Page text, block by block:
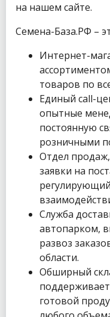
на нашем сайте.
Семена-База.РФ –
Интернет-
товаров по
Единый call-
опытные
постоянную
розничными
Отдел
заявки на
Служба
автопарком,
развоз
области.
Обширный
готовой